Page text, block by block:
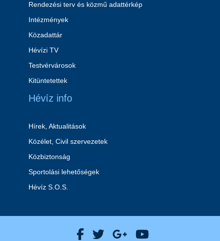
Rendezési terv és közmű adattérkép
Intézmények
Közadattár
Hévízi TV
Testvérvárosok
Kitüntetettek
Hévíz info
Hírek, Aktualitások
Közélet, Civil szervezetek
Közbiztonság
Sportolási lehetőségek
Hévíz S.O.S.
Hévíz Város Facebook
Hévíz Város X
Hévíz Város
Hévíz Város